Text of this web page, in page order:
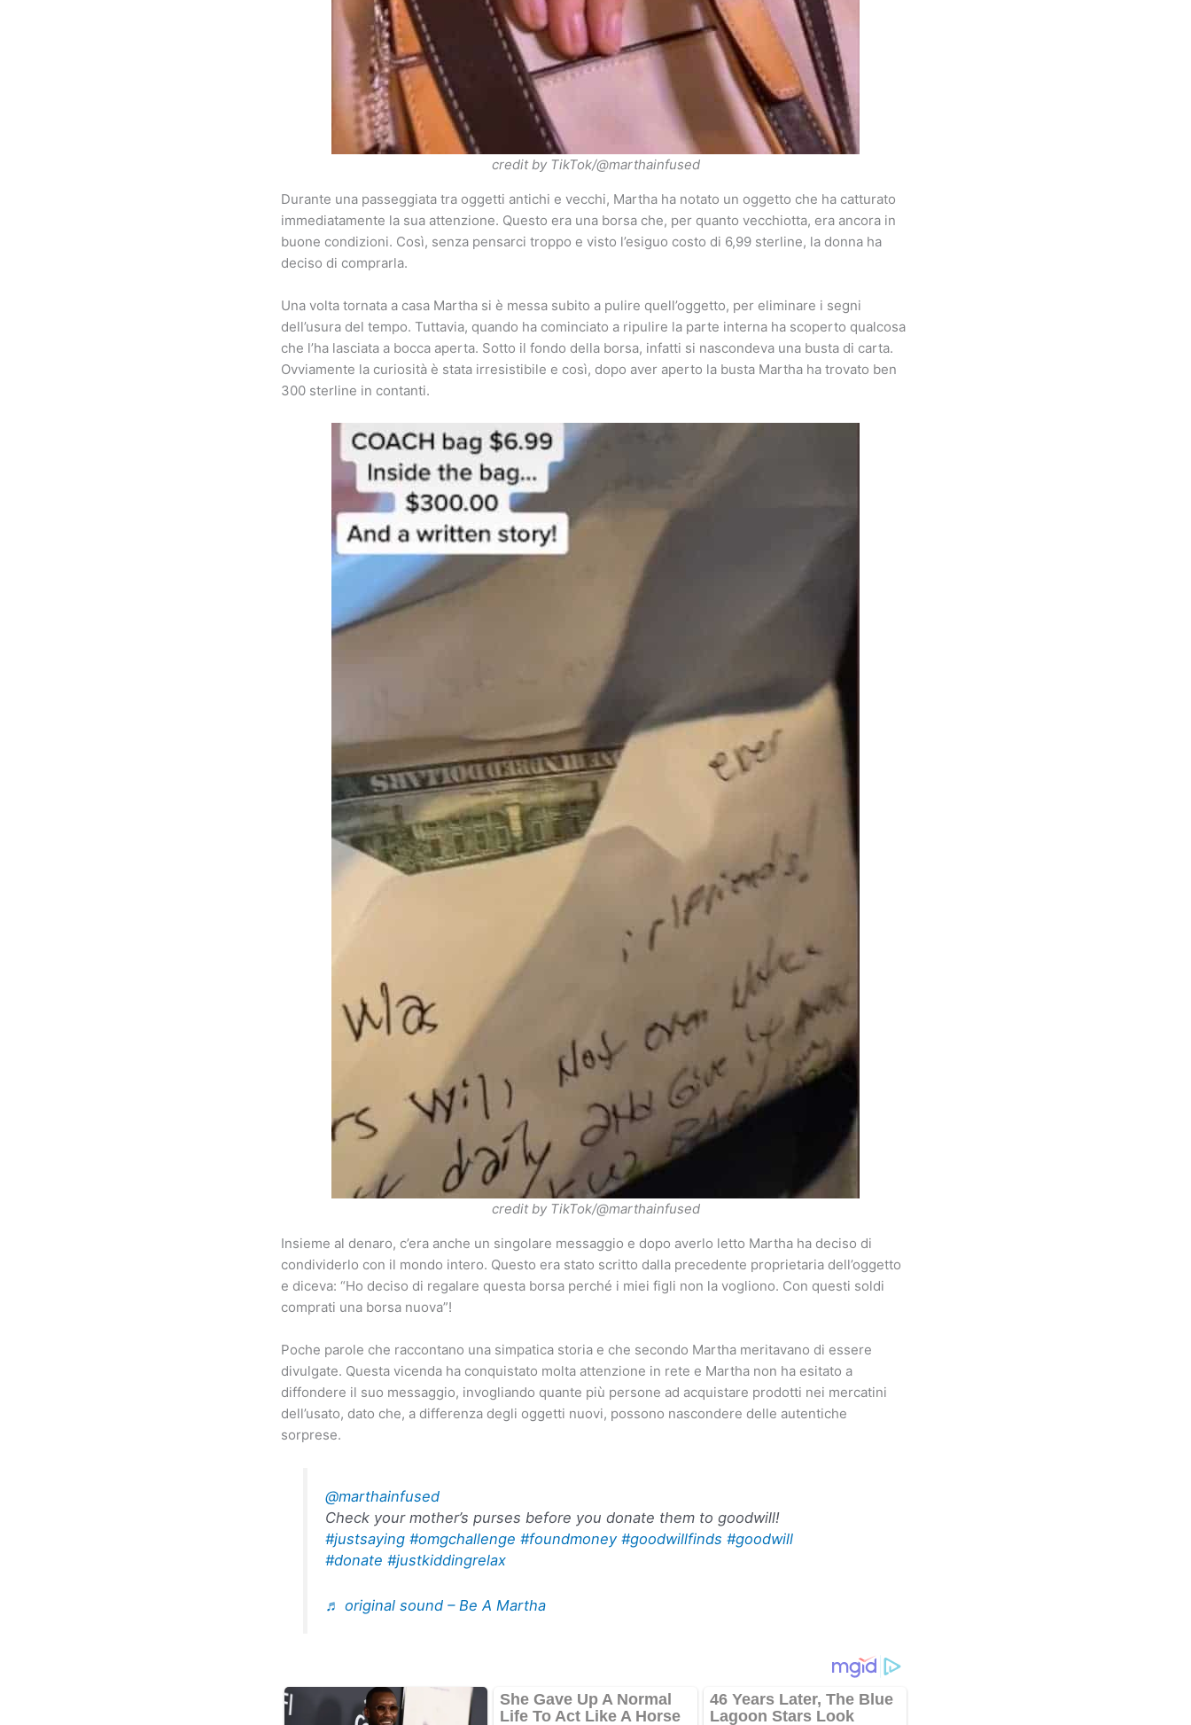
credit by TikTok/@marthainfused
Durante una passeggiata tra oggetti antichi e vecchi, Martha ha notato un oggetto che ha catturato
immediatamente la sua attenzione. Questo era una borsa che, per quanto vecchiotta, era ancora in
buone condizioni. Così, senza pensarci troppo e visto l’esiguo costo di 6,99 sterline, la donna ha
deciso di comprarla.
Una volta tornata a casa Martha si è messa subito a pulire quell’oggetto, per eliminare i segni
dell’usura del tempo. Tuttavia, quando ha cominciato a ripulire la parte interna ha scoperto qualcosa
che l’ha lasciata a bocca aperta. Sotto il fondo della borsa, infatti si nascondeva una busta di carta.
Ovviamente la curiosità è stata irresistibile e così, dopo aver aperto la busta Martha ha trovato ben
300 sterline in contanti.
credit by TikTok/@marthainfused
Insieme al denaro, c’era anche un singolare messaggio e dopo averlo letto Martha ha deciso di
condividerlo con il mondo intero. Questo era stato scritto dalla precedente proprietaria dell’oggetto
e diceva: “Ho deciso di regalare questa borsa perché i miei figli non la vogliono. Con questi soldi
comprati una borsa nuova”!
Poche parole che raccontano una simpatica storia e che secondo Martha meritavano di essere
divulgate. Questa vicenda ha conquistato molta attenzione in rete e Martha non ha esitato a
diffondere il suo messaggio, invogliando quante più persone ad acquistare prodotti nei mercatini
dell’usato, dato che, a differenza degli oggetti nuovi, possono nascondere delle autentiche
sorprese.
@marthainfused
Check your mother’s purses before you donate them to goodwill!
#justsaying #omgchallenge #foundmoney #goodwillfinds #goodwill
#donate #justkiddingrelax
♬ original sound – Be A Martha